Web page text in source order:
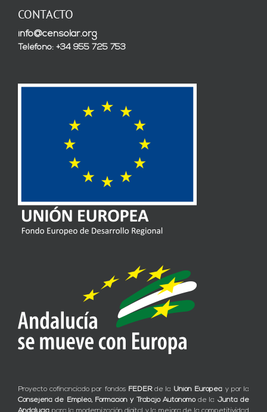
CONTACTO
info@censolar.org
Teléfono: +34 955 725 753
Proyecto cofinanciado por fondos FEDERde la Unión Europea y por la
Consejería de Empleo, Formación y Trabajo Autónomode la Junta de